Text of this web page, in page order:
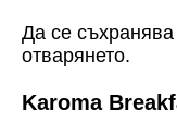
Да се
отварянето.
Karoma